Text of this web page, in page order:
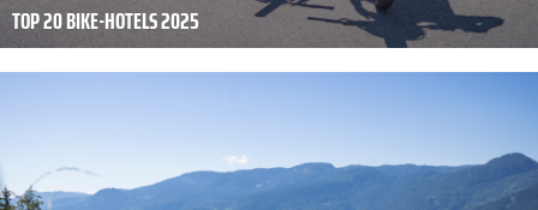
TOP 20 BIKE-HOTELS 2025